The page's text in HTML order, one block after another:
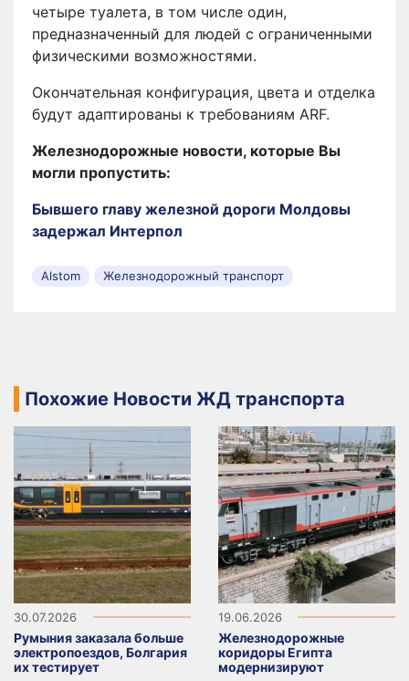
четыре туалета, в том числе один,
предназначенный для людей с ограниченными
физическими возможностями.
Окончательная конфигурация, цвета и отделка
будут адаптированы к требованиям ARF.
Железнодорожные новости, которые Вы
могли пропустить:
Бывшего главу железной дороги Молдовы
задержал Интерпол
Alstom Железнодорожный транспорт
Похожие Новости ЖД транспорта
30.07.2026
Румыния заказала больше
электропоездов, Болгария
их тестирует
19.06.2026
Железнодорожные
коридоры Египта
модернизируют